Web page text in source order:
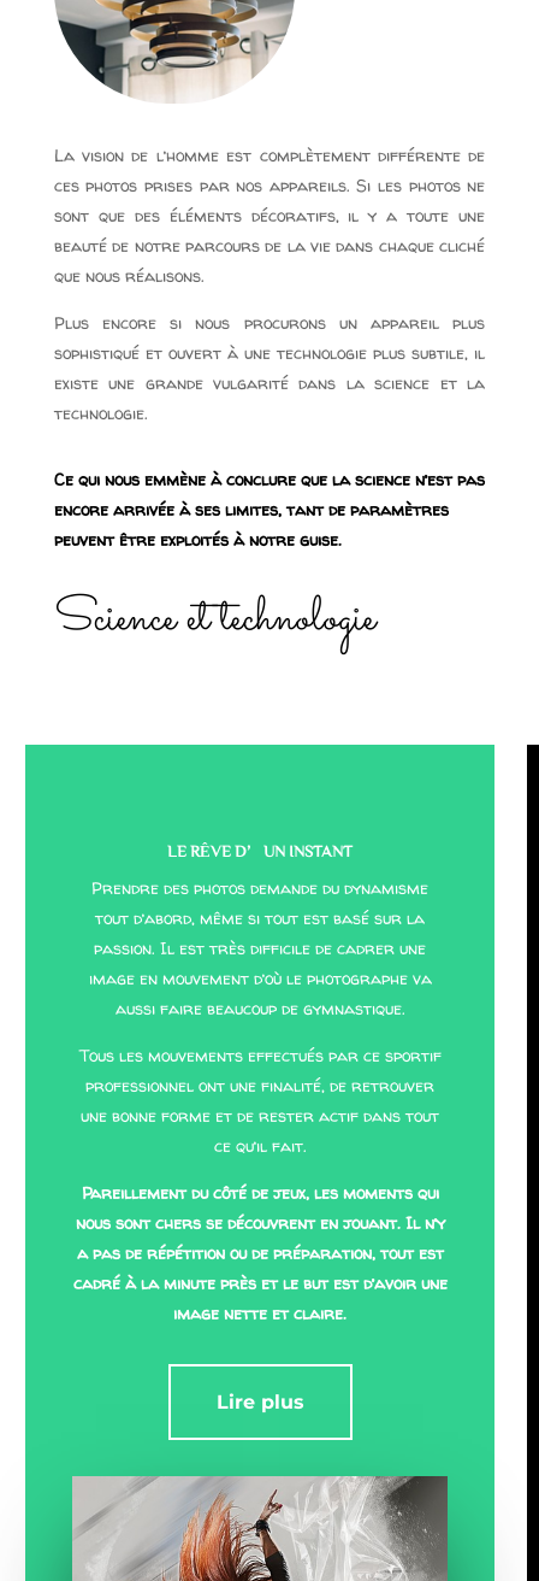
La vision de l’homme est complètement différente de
ces photos prises par nos appareils. Si les photos ne
sont que des éléments décoratifs, il y a toute une
beauté de notre parcours de la vie dans chaque cliché
que nous réalisons.
Plus encore si nous procurons un appareil plus
sophistiqué et ouvert à une technologie plus subtile, il
existe une grande vulgarité dans la science et la
technologie.
Ce qui nous emmène à conclure que la science n’est pas
encore arrivée à ses limites, tant de paramètres
peuvent être exploités à notre guise.
Science et technologie
LE RÊVE D’UN INSTANT
Prendre des photos demande du dynamisme
tout d’abord, même si tout est basé sur la
passion. Il est très difficile de cadrer une
image en mouvement d’où le photographe va
aussi faire beaucoup de gymnastique.
Tous les mouvements effectués par ce sportif
professionnel ont une finalité, de retrouver
une bonne forme et de rester actif dans tout
ce qu’il fait.
Pareillement du côté de jeux, les moments qui
nous sont chers se découvrent en jouant. Il n’y
a pas de répétition ou de préparation, tout est
cadré à la minute près et le but est d’avoir une
image nette et claire.
Lire plus